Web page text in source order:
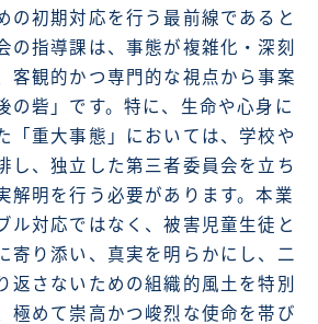
初期対応を行う最前線であると
の指導課は、事態が複雑化・深刻
客観的かつ専門的な視点から事案
の砦」です。特に、生命や心身に
「重大事態」においては、学校や
し、独立した第三者委員会を立ち
解明を行う必要があります。本業
ル対応ではなく、被害児童生徒と
寄り添い、真実を明らかにし、二
返さないための組織的風土を特別
極めて崇高かつ峻烈な使命を帯び